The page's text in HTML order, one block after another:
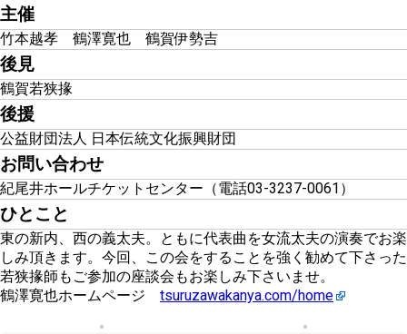
主催
竹本越孝 鶴澤寛也 鶴賀伊勢吉
後見
鶴賀若狭掾
後援
公益財団法人 日本伝統文化振興財団
お問い合わせ
紀尾井ホールチケットセンター（電話03-3237-0061）
ひとこと
東の新内、西の義太夫。ともに代表曲を女流太夫の演奏でお楽
しみ頂きます。今回、この会をすることを強く勧めて下さった
若狭掾師もご参加の座談会もお楽しみ下さいませ。
鶴澤寛也ホームページ tsuruzawakanya.com/home